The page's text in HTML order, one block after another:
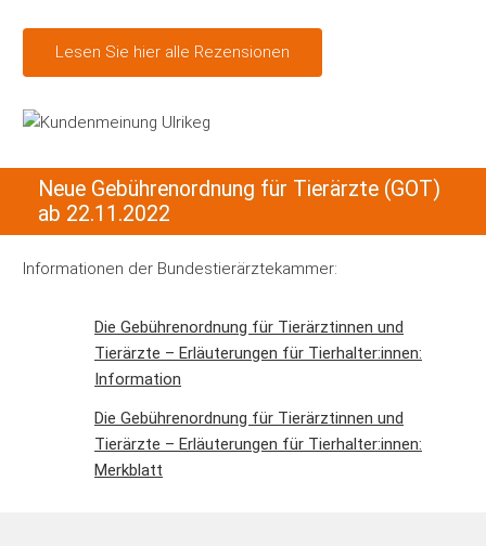
Lesen Sie hier alle Rezensionen
Neue Gebührenordnung für Tierärzte (GOT)
ab 22.11.2022
Informationen der Bundestierärztekammer:
Die Gebührenordnung für Tierärztinnen und
Tierärzte – Erläuterungen für Tierhalter:innen:
Information
Die Gebührenordnung für Tierärztinnen und
Tierärzte – Erläuterungen für Tierhalter:innen:
Merkblatt